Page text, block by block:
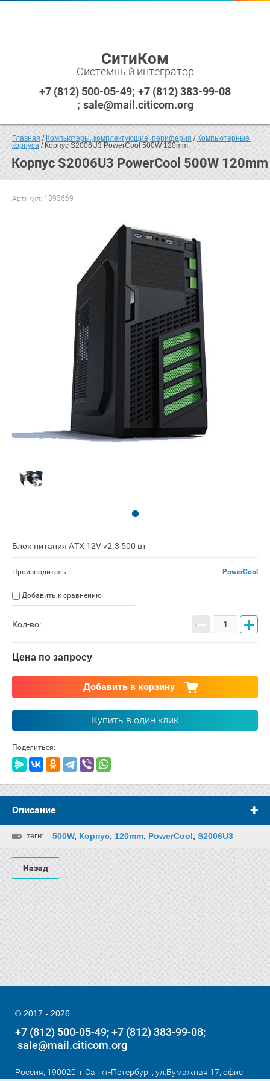
СитиКом
Системный интегратор
+7 (812) 500-05-49 +7 (812) 383-99-08
sale@mail.citicom.org
Главная / Компьютеры, комплектующие, периферия / Компьютерные
корпуса / Корпус S2006U3 PowerCool 500W 120mm
Корпус S2006U3 PowerCool 500W 120mm
Артикул: 1393669
Блок питания ATX 12V v2.3 500 вт
Производитель: PowerCool
Добавить к сравнению
Кол-во: − +
Цена по запросу
Добавить в корзину
Купить в один клик
Поделиться:
Описание
теги: 500W, Корпус, 120mm, PowerCool, S2006U3
Назад
© 2017 - 2026
+7 (812) 500-05-49 +7 (812) 383-99-08
sale@mail.citicom.org
Россия, 190020, г.Санкт-Петербург, ул.Бумажная 17, офис